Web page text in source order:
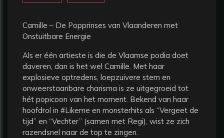
Camille – De Popprinses van Vlaanderen met
Onstuitbare Energie
Als er één artieste is die de Vlaamse podia doet
daveren, dan is het wel Camille. Met haar
explosieve optredens, loepzuivere stem en
onweerstaanbare charisma is ze uitgegroeid tot
hét popicoon van het moment. Bekend van haar
hoofdrol in #Likeme en monsterhits als “Vergeet de
tijd” en “Vechter” (samen met Regi), wist ze zich
razendsnel naar de top te zingen.